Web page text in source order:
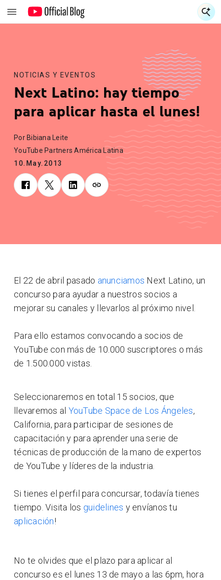
NOTICIAS Y EVENTOS
Next Latino: hay tiempo
para aplicar hasta el lunes!
Por Bibiana Leite
YouTube Partners América Latina
10.May.2013
El 22 de abril pasado anunciamos Next Latino, un
concurso para ayudar a nuestros socios a
mejorar su canales y llevarlos al próximo nivel.
Para ello estamos convocando a socios de
YouTube con más de 10.000 suscriptores o más
de 1.500.000 vistas.
Seleccionaremos en total 15 socios, que
llevaremos al YouTube Space de Los Ángeles,
California, para participar de sesiones de
capacitación y para aprender una serie de
técnicas de producción de la mano de expertos
de YouTube y líderes de la industria.
Si tienes el perfil para concursar, todavía tienes
tiempo. Visita los guidelines y envíanos tu
aplicación!
No te olvides que el plazo para aplicar al
concurso es el lunes 13 de mayo a las 6pm, hora